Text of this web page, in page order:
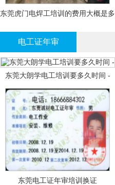
东莞虎门电焊工培训的费用大概是多
电工证年审
东莞大朗学电工培训要多久时间 -
东莞电工证年审培训换证